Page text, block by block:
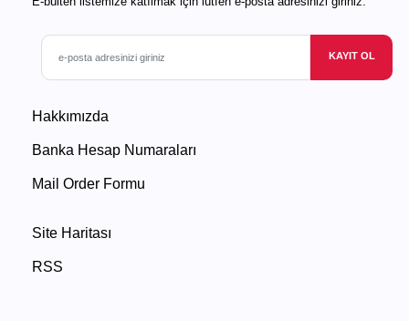
KAYIT OL
Hakkımızda
Banka Hesap Numaraları
Mail Order Formu
Site Haritası
RSS